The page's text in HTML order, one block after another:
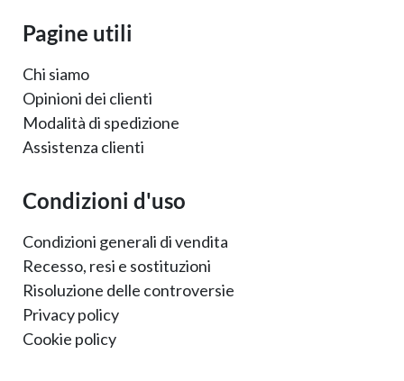
Pagine utili
Chi siamo
Opinioni dei clienti
Modalità di spedizione
Assistenza clienti
Condizioni d'uso
Condizioni generali di vendita
Recesso, resi e sostituzioni
Risoluzione delle controversie
Privacy policy
Cookie policy